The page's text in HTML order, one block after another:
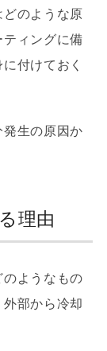
のような原
ィングに備
付けておく
生の原因か
理由
ようなもの
部から冷却